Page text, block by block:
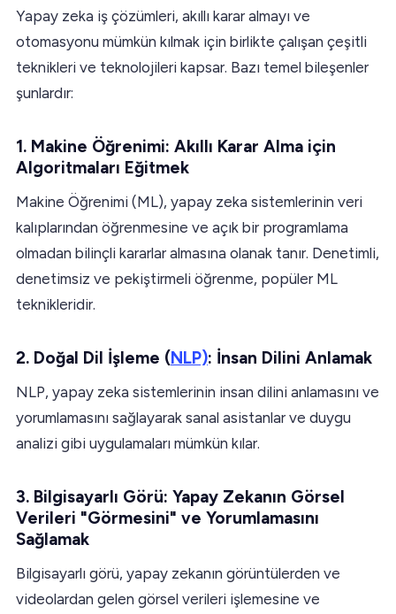
Yapay zeka iş çözümleri, akıllı karar almayı ve
otomasyonu mümkün kılmak için birlikte çalışan çeşitli
teknikleri ve teknolojileri kapsar. Bazı temel bileşenler
şunlardır:
1. Makine Öğrenimi: Akıllı Karar Alma için
Algoritmaları Eğitmek
Makine Öğrenimi (ML), yapay zeka sistemlerinin veri
kalıplarından öğrenmesine ve açık bir programlama
olmadan bilinçli kararlar almasına olanak tanır. Denetimli,
denetimsiz ve pekiştirmeli öğrenme, popüler ML
teknikleridir.
2. Doğal Dil İşleme (NLP): İnsan Dilini Anlamak
NLP, yapay zeka sistemlerinin insan dilini anlamasını ve
yorumlamasını sağlayarak sanal asistanlar ve duygu
analizi gibi uygulamaları mümkün kılar.
3. Bilgisayarlı Görü: Yapay Zekanın Görsel
Verileri "Görmesini" ve Yorumlamasını
Sağlamak
Bilgisayarlı görü, yapay zekanın görüntülerden ve
videolardan gelen görsel verileri işlemesine ve